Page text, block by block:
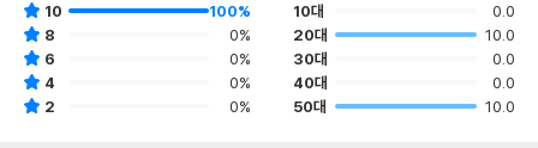
10
100%
8
0%
6
0%
4
0%
2
0%
10대
0.0
20대
10.0
30대
0.0
40대
0.0
50대
10.0